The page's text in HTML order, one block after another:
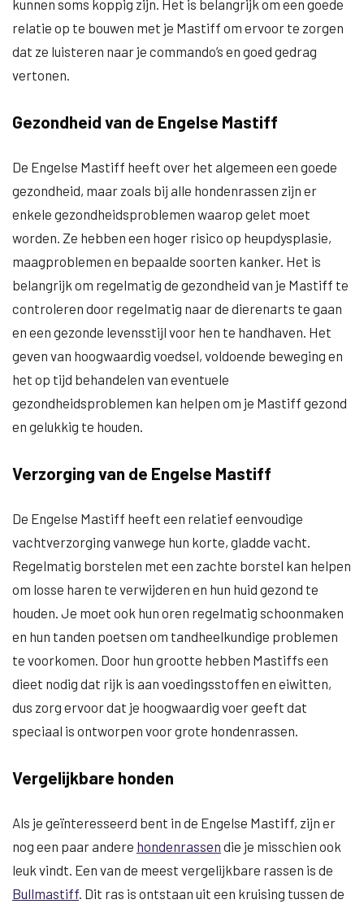
kunnen soms koppig zijn. Het is belangrijk om een goede
relatie op te bouwen met je Mastiff om ervoor te zorgen
dat ze luisteren naar je commando’s en goed gedrag
vertonen.
Gezondheid van de Engelse Mastiff
De Engelse Mastiff heeft over het algemeen een goede
gezondheid, maar zoals bij alle hondenrassen zijn er
enkele gezondheidsproblemen waarop gelet moet
worden. Ze hebben een hoger risico op heupdysplasie,
maagproblemen en bepaalde soorten kanker. Het is
belangrijk om regelmatig de gezondheid van je Mastiff te
controleren door regelmatig naar de dierenarts te gaan
en een gezonde levensstijl voor hen te handhaven. Het
geven van hoogwaardig voedsel, voldoende beweging en
het op tijd behandelen van eventuele
gezondheidsproblemen kan helpen om je Mastiff gezond
en gelukkig te houden.
Verzorging van de Engelse Mastiff
De Engelse Mastiff heeft een relatief eenvoudige
vachtverzorging vanwege hun korte, gladde vacht.
Regelmatig borstelen met een zachte borstel kan helpen
om losse haren te verwijderen en hun huid gezond te
houden. Je moet ook hun oren regelmatig schoonmaken
en hun tanden poetsen om tandheelkundige problemen
te voorkomen. Door hun grootte hebben Mastiffs een
dieet nodig dat rijk is aan voedingsstoffen en eiwitten,
dus zorg ervoor dat je hoogwaardig voer geeft dat
speciaal is ontworpen voor grote hondenrassen.
Vergelijkbare honden
Als je geïnteresseerd bent in de Engelse Mastiff, zijn er
nog een paar andere hondenrassen die je misschien ook
leuk vindt. Een van de meest vergelijkbare rassen is de
Bullmastiff. Dit ras is ontstaan uit een kruising tussen de